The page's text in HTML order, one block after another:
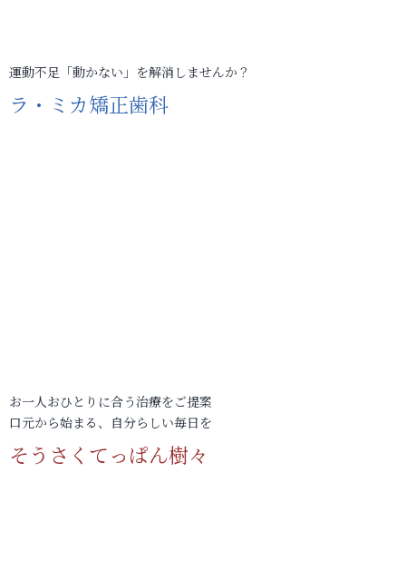
運動不足「動かない」を解消しませんか？
ラ・ミカ矯正歯科
お一人おひとりに合う治療をご提案
口元から始まる、自分らしい毎日を
そうさくてっぱん樹々